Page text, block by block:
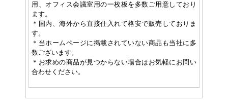
用、オフィス会議室用の一枚板を多数ご用意しており
ます。
＊国内、海外から直接仕入れて格安で販売しておりま
す。
＊当ホームページに掲載されていない商品も当社に多
数ございます。
＊お求めの商品が見つからない場合はお気軽にお問い
合わせください。